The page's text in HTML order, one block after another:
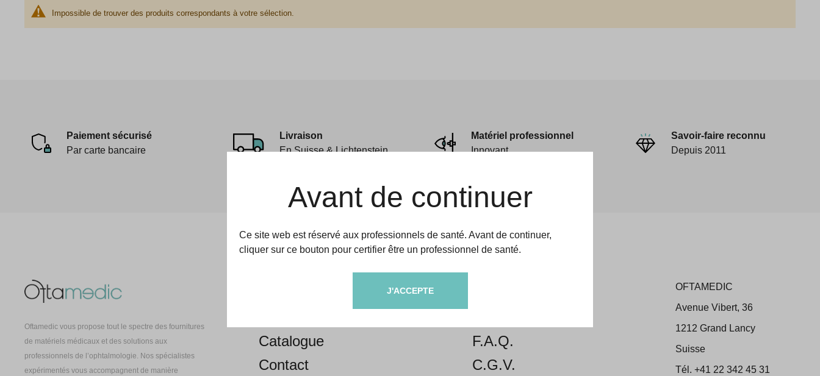
Impossible de trouver des produits correspondants à votre sélection.
Avant de continuer
Ce site web est réservé aux professionnels de santé. Avant de continuer,
cliquer sur ce bouton pour certifier être un professionnel de santé.
J'ACCEPTE
Paiement sécurisé
Par carte bancaire
Livraison
En Suisse & Lichtenstein
Matériel professionnel
Innovant
Savoir-faire reconnu
Depuis 2011
Oftamedic vous propose tout le spectre des fournitures
de matériels médicaux et des solutions aux
professionnels de l’ophtalmologie. Nos spécialistes
expérimentés vous accompagnent de manière
Catalogue
Contact
F.A.Q.
C.G.V.
OFTAMEDIC
Avenue Vibert, 36
1212 Grand Lancy
Suisse
Tél. +41 22 342 45 31